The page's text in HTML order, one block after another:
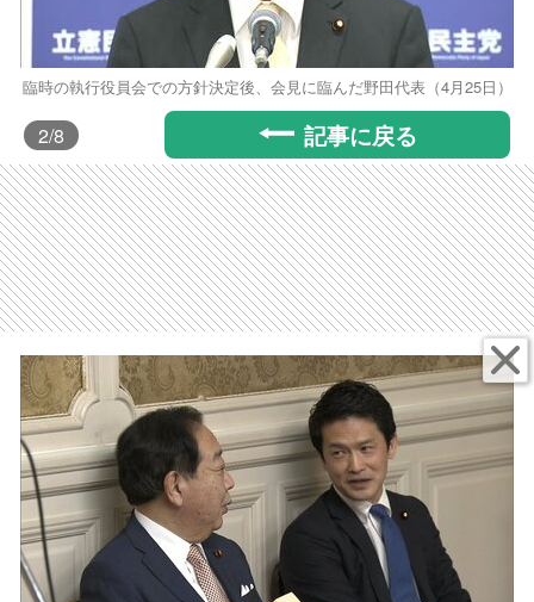
臨時の執行役員会での方針決定後、会見に臨んだ野田代表（4月25日）
2/8 記事に戻る